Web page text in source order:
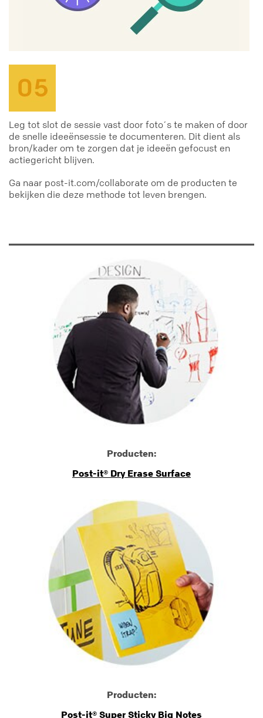
Leg tot slot de sessie vast door foto´s te maken of door
de snelle ideeënsessie te documenteren. Dit dient als
bron/kader om te zorgen dat je ideeën gefocust en
actiegericht blijven.
Ga naar post-it.com/collaborate om de producten te
bekijken die deze methode tot leven brengen.
Producten:
Post-it® Dry Erase Surface
Producten:
Post-it® Super Sticky Big Notes